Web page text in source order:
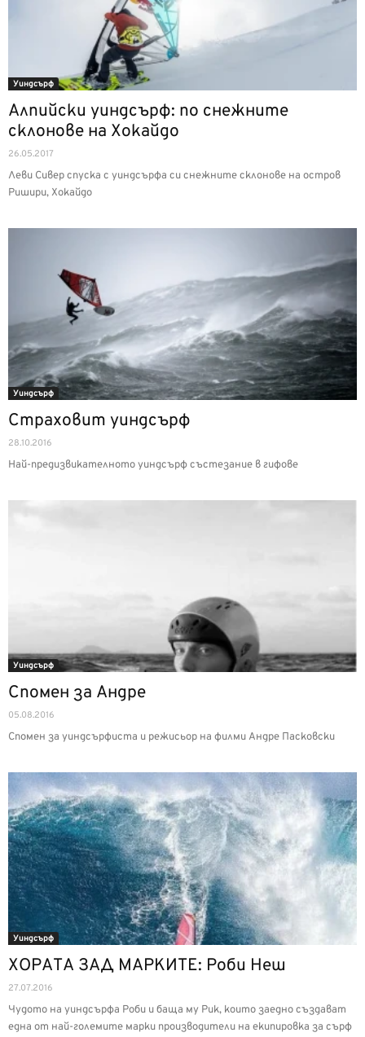
Уиндсърф
Алпийски уиндсърф: по снежните
склонове на Хокайдо
26.05.2017
Леви Сивер спуска с уиндсърфа си снежните склонове на остров
Ришири, Хокайдо
Уиндсърф
Страховит уиндсърф
28.10.2016
Най-предизвикателното уиндсърф състезание в гифове
Уиндсърф
Спомен за Андре
05.08.2016
Спомен за уиндсърфиста и режисьор на филми Андре Пасковски
Уиндсърф
ХОРАТА ЗАД МАРКИТЕ: Роби Неш
27.07.2016
Чудото на уиндсърфа Роби и баща му Рик, които заедно създават
една от най-големите марки производители на екипировка за сърф